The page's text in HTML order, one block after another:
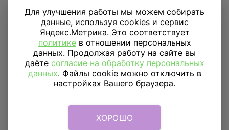
ДОСТАВКАПО МОСКВЕ
Доставка в пределах МКАД 590 руб. от 1 часа
Доставка за МКАД 690 руб.+ 50 руб/км.
Параметры
Для улучшения работы мы можем собирать
данные, используя cookies и сервис
Яндекс.Метрика. Это соответствует
политикев отношении персональных
данных. Продолжая работу на сайте вы
даёте согласие на обработку персональных
данных. Файлы cookie можно отключить в
настройках Вашего браузера.
ХОРОШО